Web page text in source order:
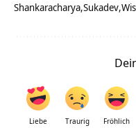
Shankaracharya Sukadev
Liebe Traurig Fröhlich